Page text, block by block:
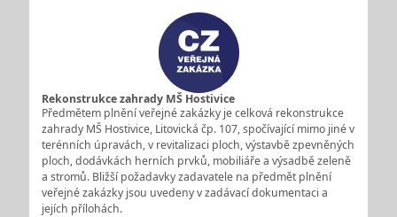
Rekonstrukce zahrady MŠ Hostivice
Předmětem plnění veřejné zakázky je celková rekonstrukce
zahrady MŠ Hostivice, Litovická čp. 107, spočívající mimo jiné v
terénních úpravách, v revitalizaci ploch, výstavbě zpevněných
ploch, dodávkách herních prvků, mobiliáře a výsadbě zeleně
a stromů. Bližší požadavky zadavatele na předmět plnění
veřejné zakázky jsou uvedeny v zadávací dokumentaci a
jejích přílohách.